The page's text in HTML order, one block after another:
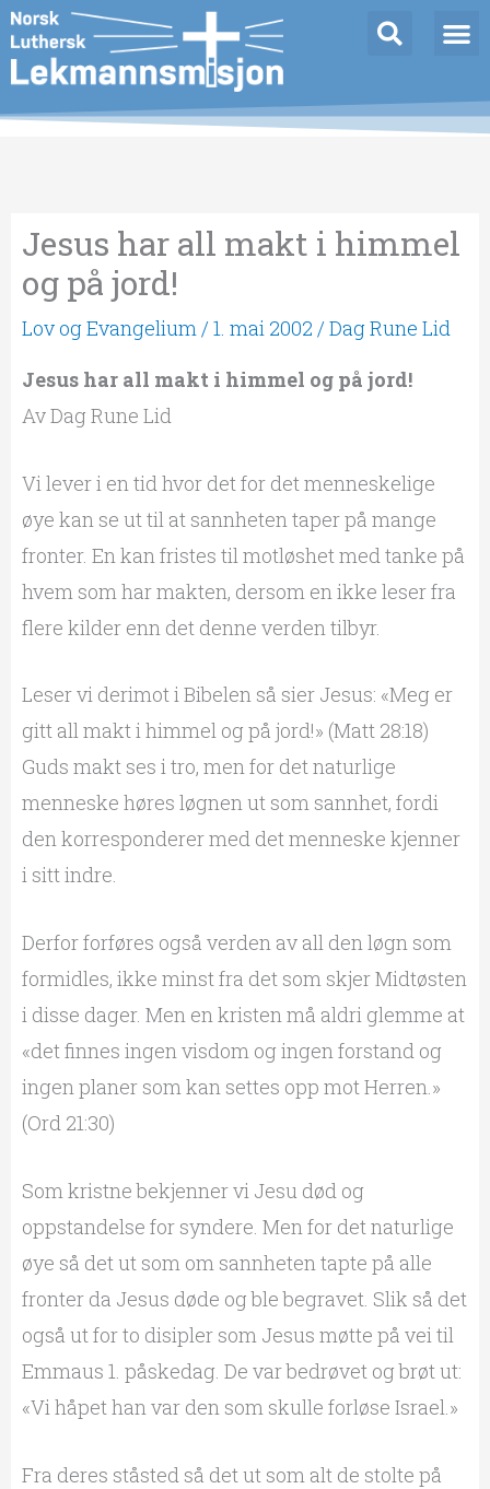
Hopp
rett
til
innholdet
Jesus har all makt i himmel
og på jord!
Lov og Evangelium /1. mai 2002 /Dag Rune Lid
Jesus har all makt i himmel og på jord!
Av Dag Rune Lid
Vi lever i en tid hvor det for det menneskelige
øye kan se ut til at sannheten taper på mange
fronter. En kan fristes til motløshet med tanke på
hvem som har makten, dersom en ikke leser fra
flere kilder enn det denne verden tilbyr.
Leser vi derimot i Bibelen så sier Jesus: «Meg er
gitt all makt i himmel og på jord!» (Matt 28:18)
Guds makt ses i tro, men for det naturlige
menneske høres løgnen ut som sannhet, fordi
den korresponderer med det menneske kjenner
i sitt indre.
Derfor forføres også verden av all den løgn som
formidles, ikke minst fra det som skjer Midtøsten
i disse dager. Men en kristen må aldri glemme at
«det finnes ingen visdom og ingen forstand og
ingen planer som kan settes opp mot Herren.»
(Ord 21:30)
Som kristne bekjenner vi Jesu død og
oppstandelse for syndere. Men for det naturlige
øye så det ut som om sannheten tapte på alle
fronter da Jesus døde og ble begravet. Slik så det
også ut for to disipler som Jesus møtte på vei til
Emmaus 1. påskedag. De var bedrøvet og brøt ut:
«Vi håpet han var den som skulle forløse Israel.»
Fra deres ståsted så det ut som alt de stolte på